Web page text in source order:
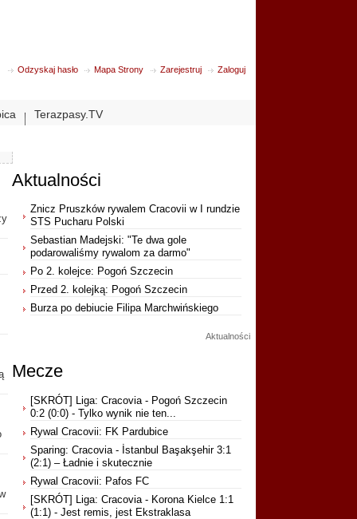
Odzyskaj hasło Mapa Strony Zarejestruj Zaloguj
Terazpasy.TV
Aktualności
Znicz Pruszków rywalem Cracovii w I rundzie
STS Pucharu Polski
Sebastian Madejski: "Te dwa gole
podarowaliśmy rywalom za darmo"
Po 2. kolejce: Pogoń Szczecin
Przed 2. kolejką: Pogoń Szczecin
Burza po debiucie Filipa Marchwińskiego
Aktualności
Mecze
[SKRÓT] Liga: Cracovia - Pogoń Szczecin
0:2 (0:0) - Tylko wynik nie ten...
Rywal Cracovii: FK Pardubice
Sparing: Cracovia - İstanbul Başakşehir 3:1
(2:1) – Ładnie i skutecznie
Rywal Cracovii: Pafos FC
[SKRÓT] Liga: Cracovia - Korona Kielce 1:1
(1:1) - Jest remis, jest Ekstraklasa